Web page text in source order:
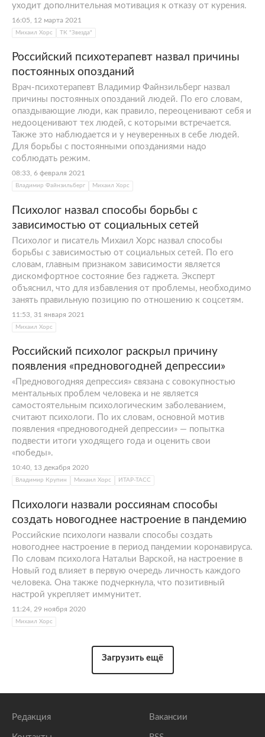
уходит дополнительная мотивация к отказу от курения.
16:05, 12 марта 2021
Михаил Хорс ТК "Звезда"
Российский психотерапевт назвал причины
постоянных опозданий
Врач-психотерапевт Владимир Файнзильберг назвал
причины постоянных опозданий людей. По его словам,
опаздывающие люди, как правило, переоценивают себя и
недооценивают тех людей, с которыми встречается.
Также это наблюдается и у неуверенных в себе людей.
Для борьбы с постоянными опозданиями надо
соблюдать режим.
08:33, 6 февраля 2021
Владимир Файнзильберг Михаил Хорс
Психолог назвал способы борьбы с
зависимостью от социальных сетей
Психолог и писатель Михаил Хорс назвал способы
борьбы с зависимостью от социальных сетей. По его
словам, главным признаком зависимости является
дискомфортное состояние без гаджета. Эксперт
объяснил, что для избавления от проблемы, необходимо
занять правильную позицию по отношению к соцсетям.
11:53, 31 января 2021
Михаил Хорс
Российский психолог раскрыл причину
появления «предновогодней депрессии»
«Предновогодняя депрессия» связана с совокупностью
ментальных проблем человека и не является
самостоятельным психологическим заболеванием,
считают психологи. По их словам, основной мотив
появления «предновогодней депрессии» — попытка
подвести итоги уходящего года и оценить свои
«победы».
10:40, 13 декабря 2020
Владимир Крупин Михаил Хорс ИТАР-ТАСС
Психологи назвали россиянам способы
создать новогоднее настроение в пандемию
Российские психологи назвали способы создать
новогоднее настроение в период пандемии коронавируса.
По словам психолога Натальи Варской, на настроение в
Новый год влияет в первую очередь личность каждого
человека. Она также подчеркнула, что позитивный
настрой укрепляет иммунитет.
11:24, 29 ноября 2020
Михаил Хорс
Загрузить ещё
Редакция Вакансии